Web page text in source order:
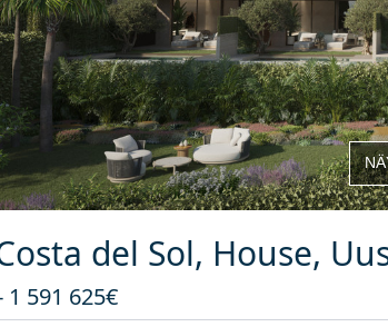
del Sol, House,
1 591 625€